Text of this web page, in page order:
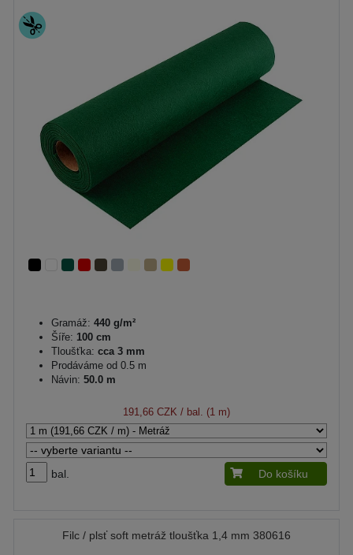
Gramáž: 440 g/m²
Šíře: 100 cm
Tloušťka: cca 3 mm
Prodáváme od 0.5 m
Návin: 50.0 m
191,66 CZK / bal. (1 m)
bal. Do košíku
Filc / plsť soft metráž tloušťka 1,4 mm 380616